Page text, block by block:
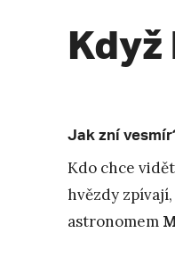
Jak zní
Kdo chce
hvězdy
astronomem